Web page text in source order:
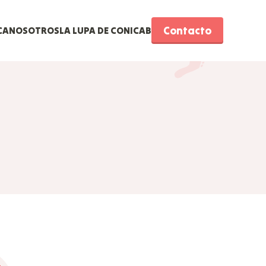
NOSOTROSLA LUPA DE CONICAB Contacto